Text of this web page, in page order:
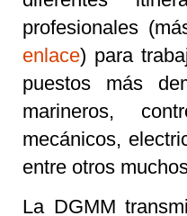
profesionales
enlace) para
puestos más
marineros,
mecánicos,
entre otros
La DGMM